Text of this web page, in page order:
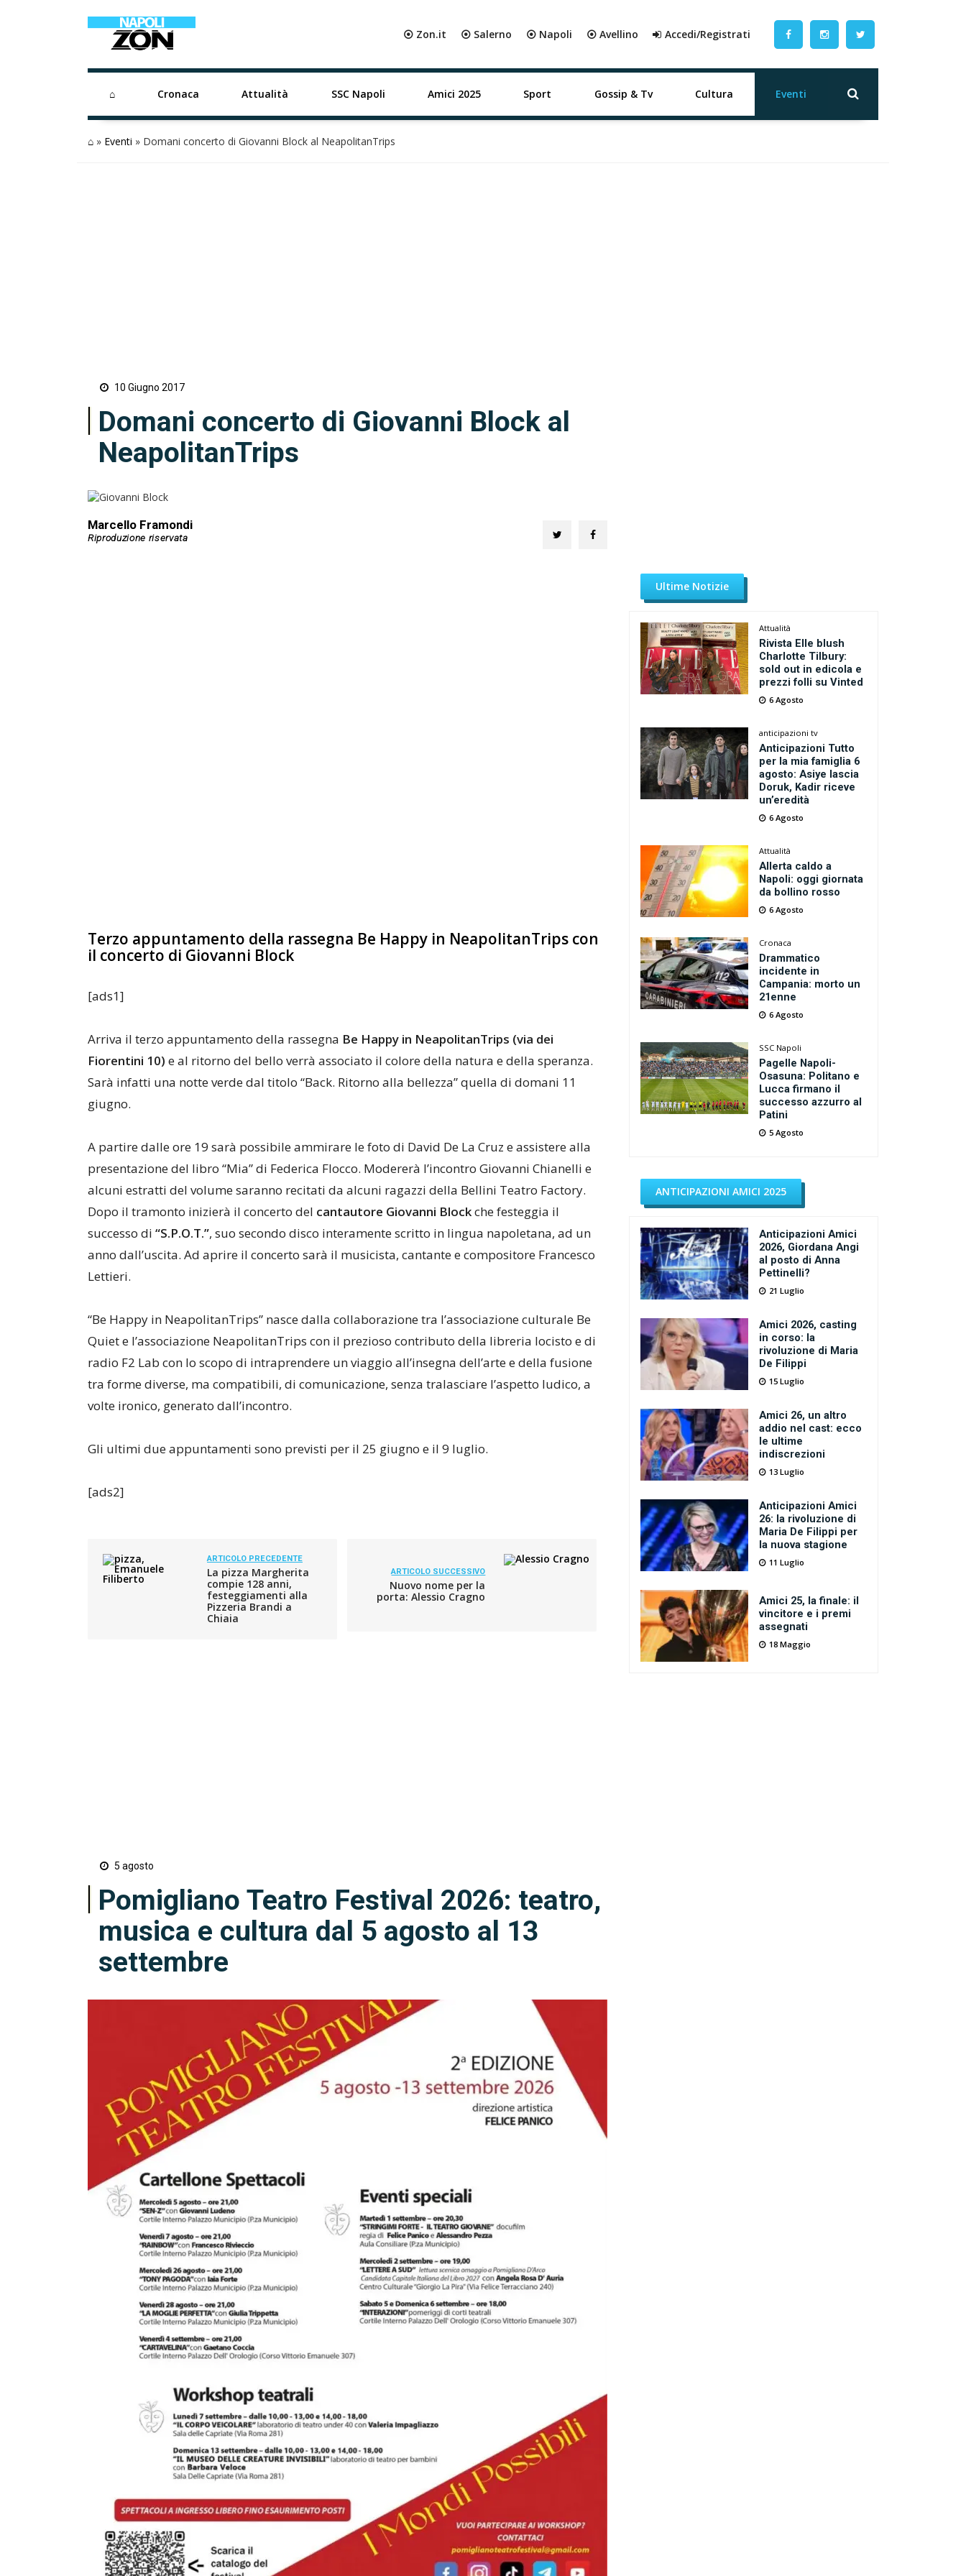
⦿ Zon.it ⦿ Salerno ⦿ Napoli ⦿ Avellino Accedi/Registrati
⌂ Cronaca Attualità SSC Napoli Amici 2025 Sport Gossip & Tv Cultura Eventi
⌂ » Eventi » Domani concerto di Giovanni Block al NeapolitanTrips
10 Giugno 2017
Domani concerto di Giovanni Block al
NeapolitanTrips
Marcello Framondi
Terzo appuntamento della rassegna Be Happy in NeapolitanTrips con
il concerto di Giovanni Block
[ads1]
Arriva il terzo appuntamento della rassegna Be Happy in NeapolitanTrips (via dei
Fiorentini 10) e al ritorno del bello verrà associato il colore della natura e della speranza.
Sarà infatti una notte verde dal titolo “Back. Ritorno alla bellezza” quella di domani 11
giugno.
A partire dalle ore 19 sarà possibile ammirare le foto di David De La Cruz e assistere alla
presentazione del libro “Mia” di Federica Flocco. Modererà l’incontro Giovanni Chianelli e
alcuni estratti del volume saranno recitati da alcuni ragazzi della Bellini Teatro Factory.
Dopo il tramonto inizierà il concerto del cantautore Giovanni Blockche festeggia il
successo di “S.P.O.T.”, suo secondo disco interamente scritto in lingua napoletana, ad un
anno dall’uscita. Ad aprire il concerto sarà il musicista, cantante e compositore Francesco
Lettieri.
“Be Happy in NeapolitanTrips” nasce dalla collaborazione tra l’associazione culturale Be
Quiet e l’associazione NeapolitanTrips con il prezioso contributo della libreria Iocisto e di
radio F2 Lab con lo scopo di intraprendere un viaggio all’insegna dell’arte e della fusione
tra forme diverse, ma compatibili, di comunicazione, senza tralasciare l’aspetto ludico, a
volte ironico, generato dall’incontro.
Gli ultimi due appuntamenti sono previsti per il 25 giugno e il 9 luglio.
[ads2]
ARTICOLO PRECEDENTE
La pizza Margherita
compie 128 anni,
festeggiamenti alla
Pizzeria Brandi a
Chiaia
ARTICOLO SUCCESSIVO
Nuovo nome per la
porta: Alessio Cragno
5 agosto
Pomigliano Teatro Festival 2026: teatro,
musica e cultura dal 5 agosto al 13
settembre
Ultime Notizie
Attualità
Rivista Elle blush
Charlotte Tilbury:
sold out in edicola e
prezzi folli su Vinted
6 Agosto
anticipazioni tv
Anticipazioni Tutto
per la mia famiglia 6
agosto: Asiye lascia
Doruk, Kadir riceve
un’eredità
6 Agosto
Attualità
Allerta caldo a
Napoli: oggi giornata
da bollino rosso
6 Agosto
Cronaca
Drammatico
incidente in
Campania: morto un
21enne
6 Agosto
SSC Napoli
Pagelle Napoli-
Osasuna: Politano e
Lucca firmano il
successo azzurro al
Patini
5 Agosto
ANTICIPAZIONI AMICI 2025
Anticipazioni Amici
2026, Giordana Angi
al posto di Anna
Pettinelli?
21 Luglio
Amici 2026, casting
in corso: la
rivoluzione di Maria
De Filippi
15 Luglio
Amici 26, un altro
addio nel cast: ecco
le ultime
indiscrezioni
13 Luglio
Anticipazioni Amici
26: la rivoluzione di
Maria De Filippi per
la nuova stagione
11 Luglio
Amici 25, la finale: il
vincitore e i premi
assegnati
18 Maggio